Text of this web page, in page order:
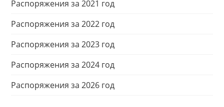
Распоряжения за 2021 год
Распоряжения за 2022 год
Распоряжения за 2023 год
Распоряжения за 2024 год
Распоряжения за 2026 год